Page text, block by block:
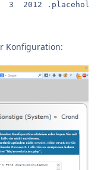
2012
Konfiguration: